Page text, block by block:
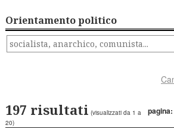
Orientamento politico
pagina:
197 risultati (visualizzati da 1 a
20)